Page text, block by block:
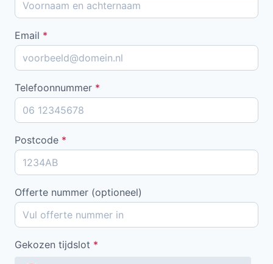
Email *
Telefoonnummer *
Postcode *
Offerte nummer (optioneel)
Gekozen tijdslot *